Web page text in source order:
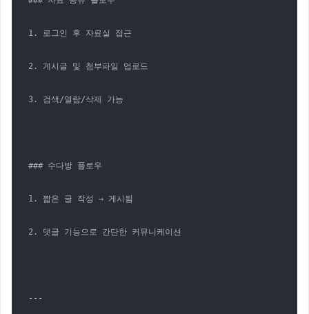
1. 로그인 후 자료실 접근
2. 게시글 및 첨부파일 업로드
3. 검색/열람/삭제 가능
### 수다방 플로우
1. 짧은 글 작성 → 게시됨
2. 댓글 기능으로 간단한 커뮤니케이션
---